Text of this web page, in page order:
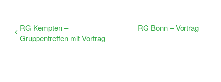
RG Kempten –
Gruppentreffen mit Vortrag
RG Bonn – Vortrag